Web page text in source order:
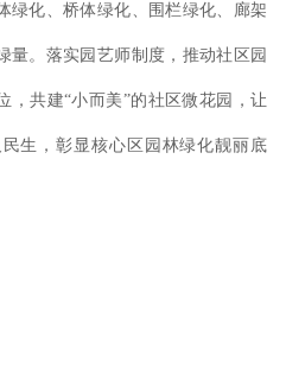
绿化、桥体绿化、围栏绿化、廊架
量。落实园艺师制度，推动社区园
，共建“小而美”的社区微花园，让
生，彰显核心区园林绿化靓丽底